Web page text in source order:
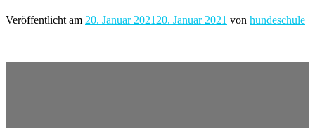
Veröffentlicht am 20. Januar 2021 20. Januar 2021 von hundeschule